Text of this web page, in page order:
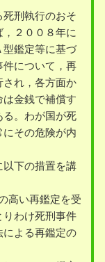
刑執行のおそ
２００８年に
型鑑定等に基づ
件について，再
れ，各方面か
金銭で補償す
る。わが国が死
その危険が内
下の措置を講
高い再鑑定を受
りわけ死刑事件
による再鑑定の